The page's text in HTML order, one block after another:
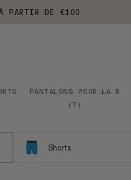
PARTIR DE €100
PANTALONS POUR LA
( 7 )
Shorts